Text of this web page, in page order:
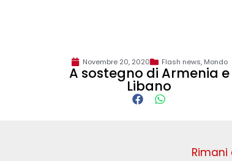
Novembre 20, 2020 Flash news, Mondo
A sostegno di Armenia e
Libano